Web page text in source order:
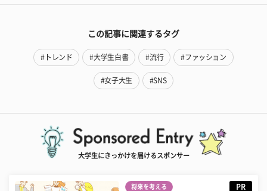
この記事に関連するタグ
#トレンド #大学生白書 #流行 #ファッション
#女子大生 #SNS
大学生にきっかけを届けるスポンサー
将来を考える PR